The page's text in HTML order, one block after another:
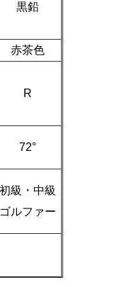
黒鉛
赤茶色
R
72°
初級・中級
ゴルファー